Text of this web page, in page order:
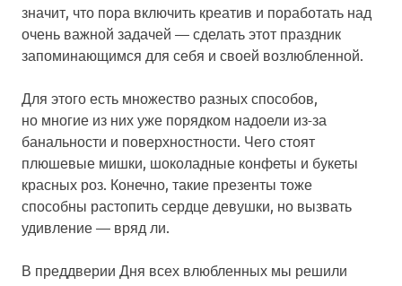
значит, что пора включить креатив и поработать над
очень важной задачей — сделать этот праздник
запоминающимся для себя и своей возлюбленной.
Для этого есть множество разных способов,
но многие из них уже порядком надоели из-за
банальности и поверхностности. Чего стоят
плюшевые мишки, шоколадные конфеты и букеты
красных роз. Конечно, такие презенты тоже
способны растопить сердце девушки, но вызвать
удивление — вряд ли.
В преддверии Дня всех влюбленных мы решили